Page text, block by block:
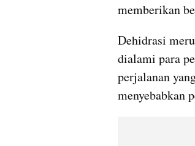
memberikan
Dehidrasi
dialami para
perjalanan
menyebabkan